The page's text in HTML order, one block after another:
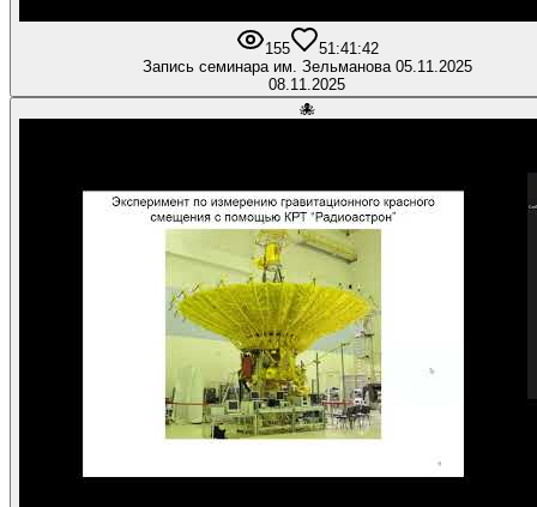
155 51:41:42
Запись семинара им. Зельманова 05.11.2025
08.11.2025
🐙